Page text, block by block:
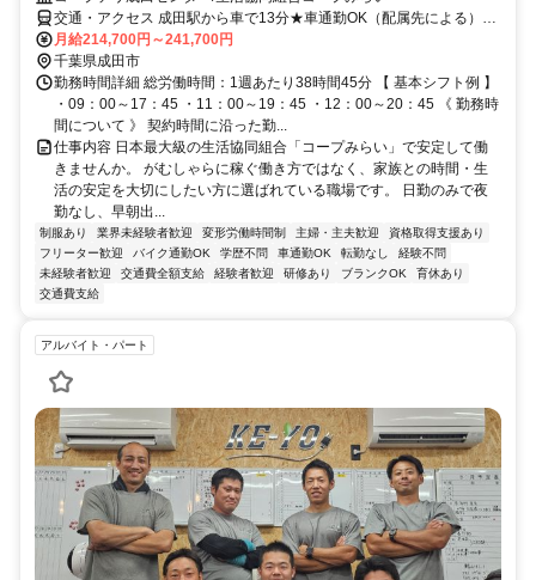
交通・アクセス 成田駅から車で13分★車通勤OK（配属先による）※
配属先は、入職時期や各センターの人員状況を踏まえ、本人の希望を
考慮した上で、募集場所を含む通勤可能な範囲のセンターから決定し
ます。
月給214,700円～241,700円
千葉県成田市
勤務時間詳細 総労働時間：1週あたり38時間45分 【 基本シフト例 】
・09：00～17：45 ・11：00～19：45 ・12：00～20：45 《 勤務時
間について 》 契約時間に沿った勤...
仕事内容 日本最大級の生活協同組合「コープみらい」で安定して働
きませんか。 がむしゃらに稼ぐ働き方ではなく、家族との時間・生
活の安定を大切にしたい方に選ばれている職場です。 日勤のみで夜
勤なし、早朝出...
制服あり 業界未経験者歓迎 変形労働時間制 主婦・主夫歓迎
資格取得支援あり
フリーター歓迎
バイク通勤OK 学歴不問 車通勤OK 転勤なし
経験不問
未経験者歓迎
交通費全額支給 経験者歓迎 研修あり ブランクOK
育休あり
交通費支給
アルバイト・パート